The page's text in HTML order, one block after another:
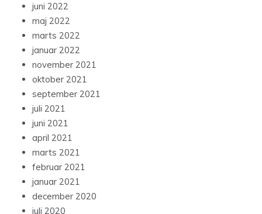
juni 2022
maj 2022
marts 2022
januar 2022
november 2021
oktober 2021
september 2021
juli 2021
juni 2021
april 2021
marts 2021
februar 2021
januar 2021
december 2020
juli 2020